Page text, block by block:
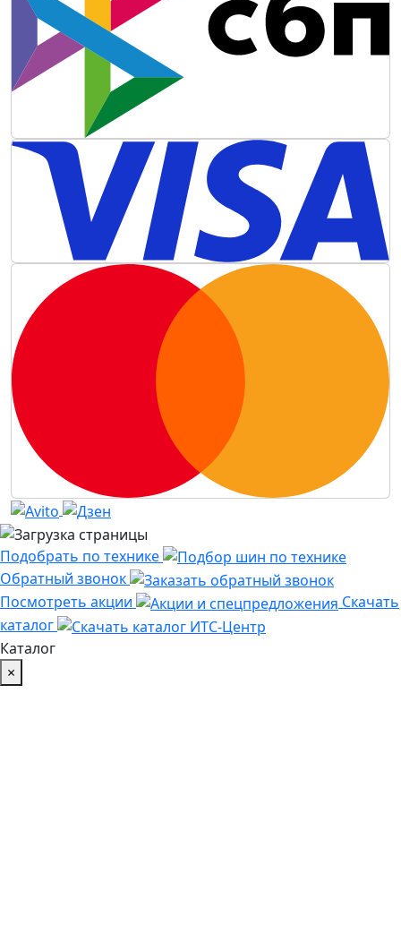
Подобрать по технике
Обратный звонок
Посмотреть акции
Скачать
каталог
Каталог
×